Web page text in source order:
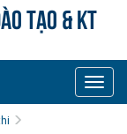
tạo & KT
Toggle